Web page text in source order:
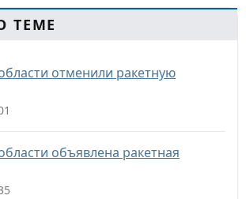
ТЕМЕ
отменили ракетную
объявлена ракетная